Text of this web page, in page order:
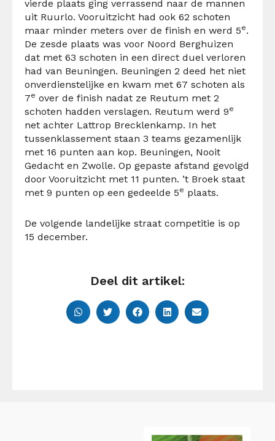
vierde plaats ging verrassend naar de mannen
uit Ruurlo. Vooruitzicht had ook 62 schoten
maar minder meters over de finish en werd 5e.
De zesde plaats was voor Noord Berghuizen
dat met 63 schoten in een direct duel verloren
had van Beuningen. Beuningen 2 deed het niet
onverdienstelijke en kwam met 67 schoten als
7e over de finish nadat ze Reutum met 2
schoten hadden verslagen. Reutum werd 9e
net achter Lattrop Brecklenkamp. In het
tussenklassement staan 3 teams gezamenlijk
met 16 punten aan kop. Beuningen, Nooit
Gedacht en Zwolle. Op gepaste afstand gevolgd
door Vooruitzicht met 11 punten. ’t Broek staat
met 9 punten op een gedeelde 5e plaats.
De volgende landelijke straat competitie is op
15 december.
Deel dit artikel: